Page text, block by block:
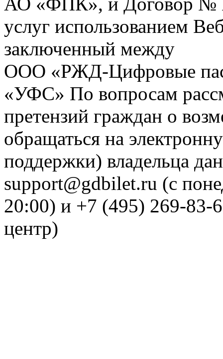
услуг использованием
заключенный между
ООО «РЖД-Цифровые
«УФС» По вопросам
претензий граждан о
обращаться на
поддержки) владельца
support@gdbilet.ru (с
20:00) и +7 (495) 269-83-
центр)